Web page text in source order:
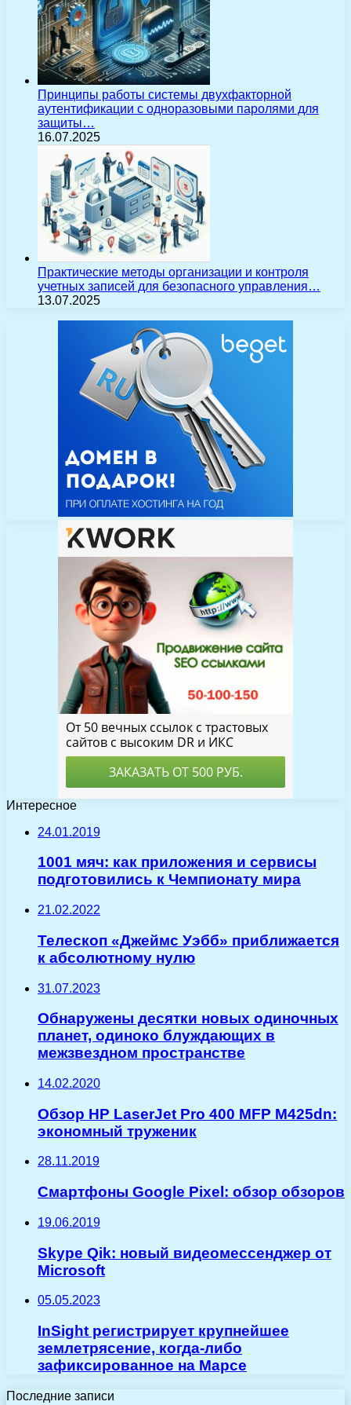
Принципы работы системы двухфакторной
аутентификации с одноразовыми паролями для
защиты…
16.07.2025
Практические методы организации и контроля
учетных записей для безопасного управления…
13.07.2025
Интересное
24.01.2019
1001 мяч: как приложения и сервисы
подготовились к Чемпионату мира
21.02.2022
Телескоп «Джеймс Уэбб» приближается
к абсолютному нулю
31.07.2023
Обнаружены десятки новых одиночных
планет, одиноко блуждающих в
межзвездном пространстве
14.02.2020
Обзор HP LaserJet Pro 400 MFP M425dn:
экономный труженик
28.11.2019
Смартфоны Google Pixel: обзор обзоров
19.06.2019
Skype Qik: новый видеомессенджер от
Microsoft
05.05.2023
InSight регистрирует крупнейшее
землетрясение, когда-либо
зафиксированное на Марсе
Последние записи